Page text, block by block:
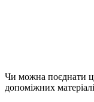
Чи можна поєднати
допоміжних